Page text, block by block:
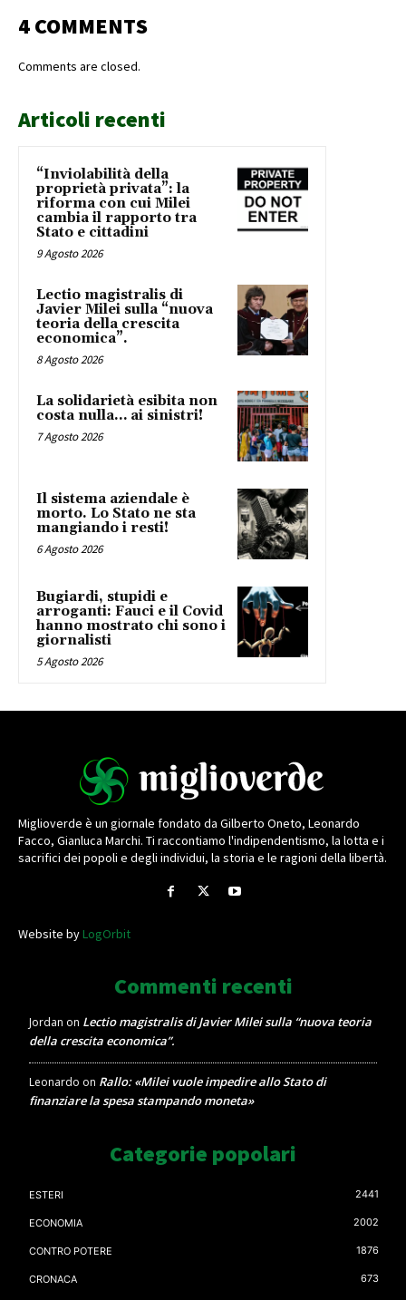
4 COMMENTS
Comments are closed.
Articoli recenti
“Inviolabilità della
proprietà privata”: la
riforma con cui Milei
cambia il rapporto tra
Stato e cittadini
9 Agosto 2026
Lectio magistralis di
Javier Milei sulla “nuova
teoria della crescita
economica”.
8 Agosto 2026
La solidarietà esibita non
costa nulla… ai sinistri!
7 Agosto 2026
Il sistema aziendale è
morto. Lo Stato ne sta
mangiando i resti!
6 Agosto 2026
Bugiardi, stupidi e
arroganti: Fauci e il Covid
hanno mostrato chi sono i
giornalisti
5 Agosto 2026
Miglioverde è un giornale fondato da Gilberto Oneto, Leonardo
Facco, Gianluca Marchi. Ti raccontiamo l'indipendentismo, la lotta e i
sacrifici dei popoli e degli individui, la storia e le ragioni della libertà.
Website byLogOrbit
Commenti recenti
Jordan on Lectio magistralis di Javier Milei sulla “nuova teoria
della crescita economica”.
Leonardo on Rallo: «Milei vuole impedire allo Stato di
finanziare la spesa stampando moneta»
Categorie popolari
ESTERI 2441
ECONOMIA 2002
CONTRO POTERE 1876
CRONACA 673